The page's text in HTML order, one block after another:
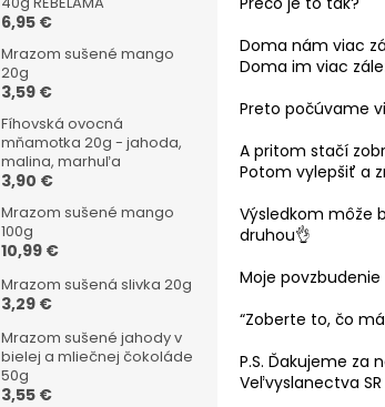
6,95 €
Mrazom sušené mango
20g
3,59 €
Fíhovská ovocná
mňamotka 20g - jahoda,
malina, marhuľa
3,90 €
Mrazom sušené mango
100g
10,99 €
Mrazom sušená slivka 20g
3,29 €
Mrazom sušené jahody v
bielej a mliečnej čokoláde
50g
3,55 €
Doma nám viac
Doma im viac
Preto počúvame
A pritom stačí
Potom vylepšiť a
Výsledkom môže
druhou👌
Moje
“Zoberte to, čo
P.S. Ďakujeme
Veľvyslanectva